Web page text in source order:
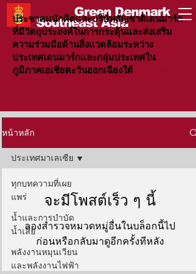
Green Denmark
Southeast Asia
ประชาคมนักคิดและบริษัทสัญชาติเดนมาร์ก
ที่มีวัตถุประสงค์ในการกระตุ้นและส่งเสริม
ความร่วมมือด้านสิ่งแวดล้อมระหว่าง
ประเทศเดนมาร์กและกลุ่มประเทศใน
ภูมิภาคเอเชียตะวันออกเฉียงใต้
หน้าหลัก
ทุกบทความที่เผย
แพร่
น้ำและการบำบัด
น้ำเสีย
พลังงานหมุนเวียน
และพลังงานไฟฟ้า
ประเทศมาเลเซีย
จะมีโพสต์เร็ว ๆ นี้
ลองสำรวจหมวดหมู่อื่นในบล็อกนี้ไป
ก่อนหรือกลับมาดูอีกครั้งทีหลัง